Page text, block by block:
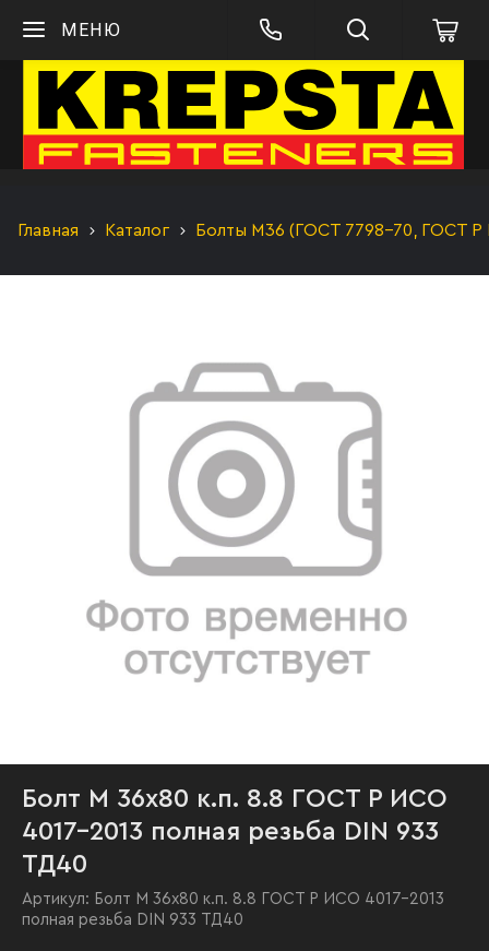
МЕНЮ
Главная Каталог Болты М36 (ГОСТ 7798-70, ГОСТ Р
Болт М 36х80 к.п. 8.8 ГОСТ Р ИСО
4017-2013 полная резьба DIN 933
ТД40
Артикул: Болт М 36х80 к.п. 8.8 ГОСТ Р ИСО 4017-2013
полная резьба DIN 933 ТД40